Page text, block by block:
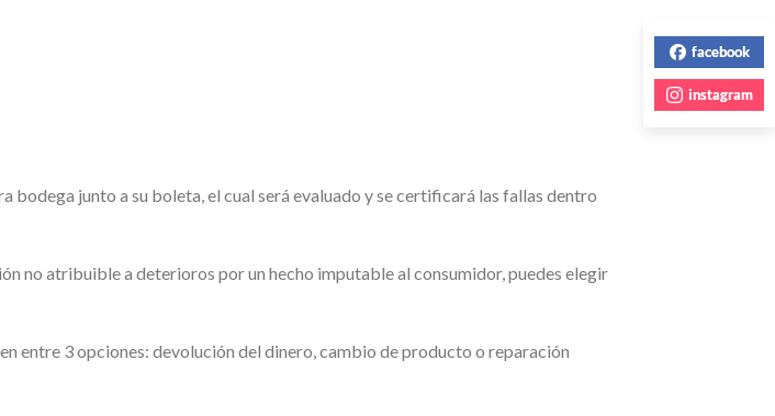
junto a su boleta, el cual será evaluado y se certificará las fallas dentro
no atribuible a deterioros por un hecho imputable al consumidor, puedes elegir
entre 3 opciones: devolución del dinero, cambio de producto o reparación
facebook
instagram